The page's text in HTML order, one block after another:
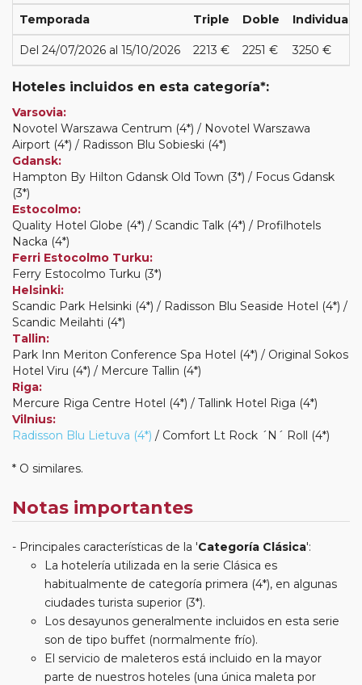
Temporada Triple Doble Individual
Del 24/07/2026 al 15/10/2026 2213 € 2251 € 3250 €
Hoteles incluidos en esta categoría*:
Varsovia:
Novotel Warszawa Centrum (4*) / Novotel Warszawa
Airport (4*) / Radisson Blu Sobieski (4*)
Gdansk:
Hampton By Hilton Gdansk Old Town (3*) / Focus Gdansk
(3*)
Estocolmo:
Quality Hotel Globe (4*) / Scandic Talk (4*) / Profilhotels
Nacka (4*)
Ferri Estocolmo Turku:
Ferry Estocolmo Turku (3*)
Helsinki:
Scandic Park Helsinki (4*) / Radisson Blu Seaside Hotel (4*) /
Scandic Meilahti (4*)
Tallin:
Park Inn Meriton Conference Spa Hotel (4*) / Original Sokos
Hotel Viru (4*) / Mercure Tallin (4*)
Riga:
Mercure Riga Centre Hotel (4*) / Tallink Hotel Riga (4*)
Vilnius:
Radisson Blu Lietuva (4*) / Comfort Lt Rock ´N´ Roll (4*)
* O similares.
Notas importantes
Principales características de la 'Categoría Clásica':
La hotelería utilizada en la serie Clásica es
habitualmente de categoría primera (4*), en algunas
ciudades turista superior (3*).
Los desayunos generalmente incluidos en esta serie
son de tipo buffet (normalmente frío).
El servicio de maleteros está incluido en la mayor
parte de nuestros hoteles (una única maleta por